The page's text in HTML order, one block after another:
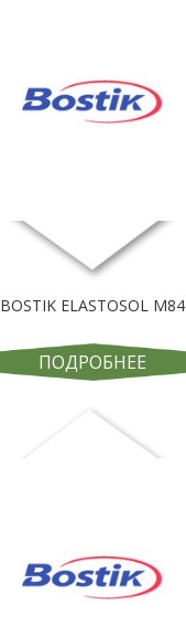
BOSTIK ELASTOSOL M84
ПОДРОБНЕЕ